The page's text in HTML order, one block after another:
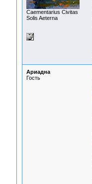
Сaementarius Civitas
Solis Aeterna
Ариадна
Гость